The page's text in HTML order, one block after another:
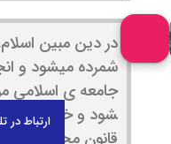
در دین مبین
شمرده می­شود و
شود و خرید و
قانون مجازات
ارتباط در